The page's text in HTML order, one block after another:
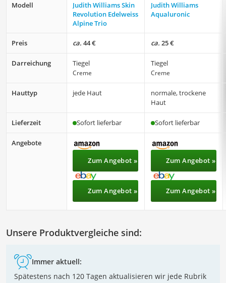
Modell
Judith Williams Skin
Revolution Edelweiss
Alpine Trio
Judith Williams
Aqualuronic
Preis ca. 44 € ca. 25 €
Darreichung Tiegel
Creme
Tiegel
Creme
Hauttyp jede Haut
normale, trockene
Haut
Lieferzeit Sofort lieferbar Sofort lieferbar
Angebote
Zum Angebot »
Zum Angebot »
Zum Angebot »
Zum Angebot »
Unsere Produktvergleiche sind:
Immer aktuell:
Spätestens nach 120 Tagen aktualisieren wir jede Rubrik